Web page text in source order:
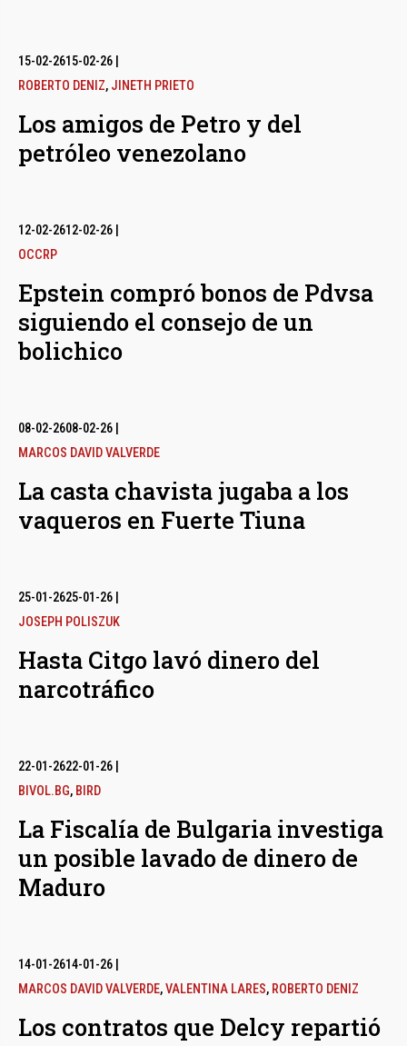
15-02-2615-02-26
ROBERTO DENIZ, JINETH PRIETO
Los amigos de Petro y del
petróleo venezolano
12-02-2612-02-26
OCCRP
Epstein compró bonos de Pdvsa
siguiendo el consejo de un
bolichico
08-02-2608-02-26
MARCOS DAVID VALVERDE
La casta chavista jugaba a los
vaqueros en Fuerte Tiuna
25-01-2625-01-26
JOSEPH POLISZUK
Hasta Citgo lavó dinero del
narcotráfico
22-01-2622-01-26
BIVOL.BG, BIRD
La Fiscalía de Bulgaria investiga
un posible lavado de dinero de
Maduro
14-01-2614-01-26
MARCOS DAVID VALVERDE,VALENTINA LARES, ROBERTO DENIZ
Los contratos que Delcy repartió